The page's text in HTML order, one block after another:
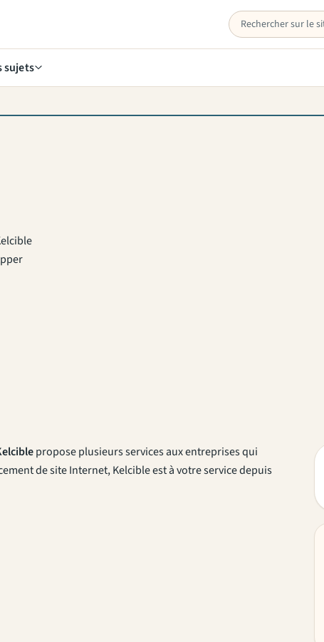
sujets
propose plusieurs services aux entreprises qui
de site Internet, Kelcible est à votre service depuis